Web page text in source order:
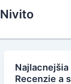
to
Nivito
Recenzie a